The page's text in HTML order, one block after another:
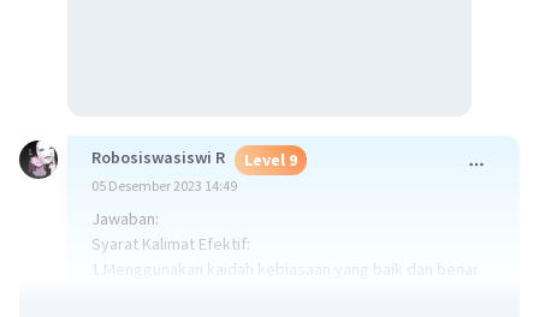
Robosiswasiswi R Level 9
05 Desember 2023 14:49
Jawaban:
Syarat Kalimat Efektif:
1.Menggunakan kaidah kebiasaan yang baik dan benar.